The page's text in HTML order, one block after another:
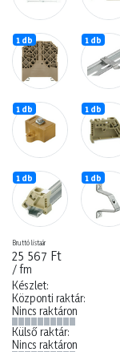
1 db 1 db
1 db 1 db
1 db 1 db
Bruttó listaár
25 567 Ft
/ fm
Készlet:
Központi raktár:
Nincs raktáron
Külső raktár:
Nincs raktáron